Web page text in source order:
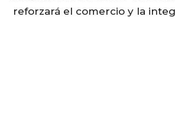
reforzará el comercio y la